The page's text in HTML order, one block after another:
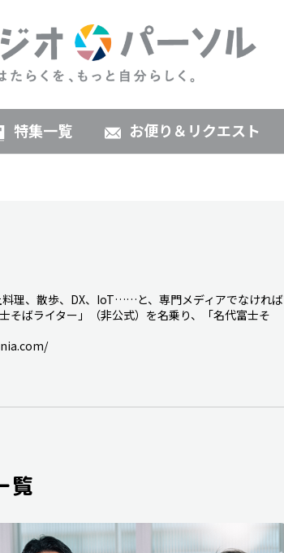
特集一覧 お便り＆リクエスト
理、散歩、DX、IoT……と、専門メディアでなければ
そばライター」（非公式）を名乗り、「名代富士そ
覧